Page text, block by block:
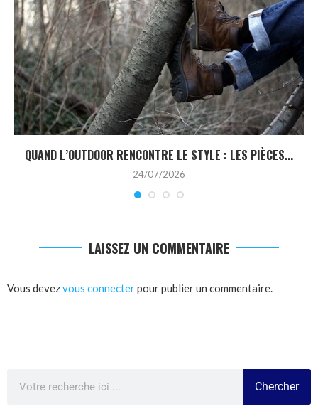
QUAND L’OUTDOOR RENCONTRE LE STYLE : LES PIÈCES...
24/07/2026
LAISSEZ UN COMMENTAIRE
Vous devezvous connecterpour publier un commentaire.
Chercher